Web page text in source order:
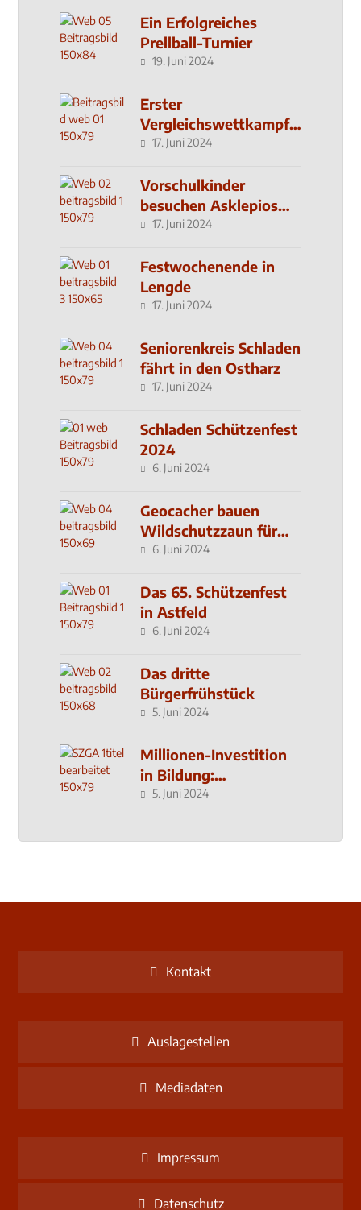
Ein Erfolgreiches
Prellball-Turnier
19. Juni 2024
Erster
Vergleichswettkampf
seit 2019
17. Juni 2024
Vorschulkinder
besuchen Asklepios
Klinik
17. Juni 2024
Festwochenende in
Lengde
17. Juni 2024
Seniorenkreis Schladen
fährt in den Ostharz
17. Juni 2024
Schladen Schützenfest
2024
6. Juni 2024
Geocacher bauen
Wildschutzzaun für
den MachMit! Wald
6. Juni 2024
Das 65. Schützenfest
in Astfeld
6. Juni 2024
Das dritte
Bürgerfrühstück
5. Juni 2024
Millionen-Investition
in Bildung:
Schulzentrum-Neubau
5. Juni 2024
Kontakt
Auslagestellen
Mediadaten
Impressum
Datenschutz